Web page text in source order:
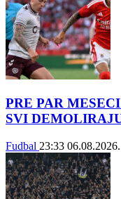
PRE PAR
SVI
Fudbal 23:33 06.08.2026.